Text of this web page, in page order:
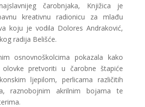
čarobnjaka, Knjižica je
kreativnu radionicu za mlađu
koju je vodila Dolores Andraković,
radija Belišće.
osnovnoškolcima pokazala kako
olovke pretvoriti u čarobne štapiće
ljepilom, perlicama različitih
raznobojnim akrilnim bojama te